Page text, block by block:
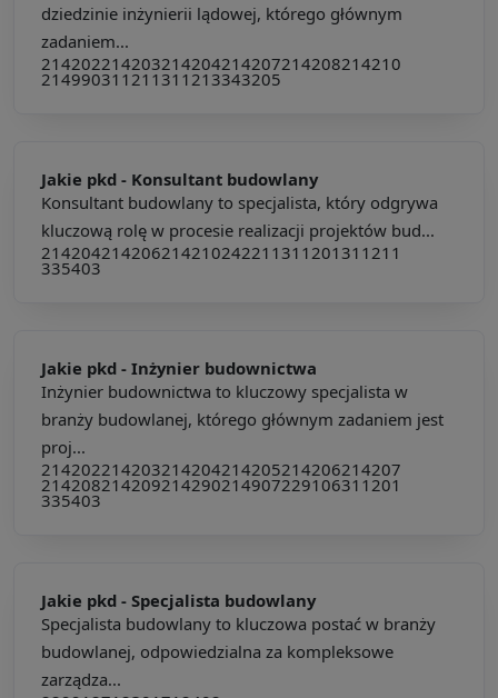
dziedzinie inżynierii lądowej, którego głównym
zadaniem...
214202214203214204214207214208214210
214990311211311213343205
Jakie pkd - Konsultant budowlany
Konsultant budowlany to specjalista, który odgrywa
kluczową rolę w procesie realizacji projektów bud...
214204214206214210242211311201311211
335403
Jakie pkd - Inżynier budownictwa
Inżynier budownictwa to kluczowy specjalista w
branży budowlanej, którego głównym zadaniem jest
proj...
214202214203214204214205214206214207
214208214209214290214907229106311201
335403
Jakie pkd - Specjalista budowlany
Specjalista budowlany to kluczowa postać w branży
budowlanej, odpowiedzialna za kompleksowe
zarządza...